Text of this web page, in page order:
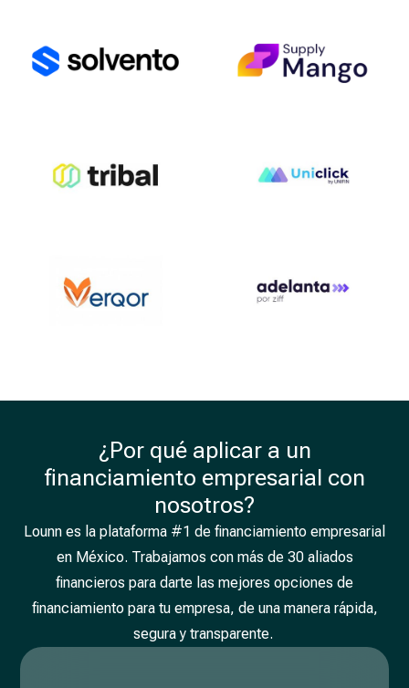
¿Por qué aplicar a un
financiamiento empresarial con
nosotros?
Lounn es la plataforma #1 de financiamiento empresarial
en México. Trabajamos con más de 30 aliados
financieros para darte las mejores opciones de
financiamiento para tu empresa, de una manera rápida,
segura y transparente.